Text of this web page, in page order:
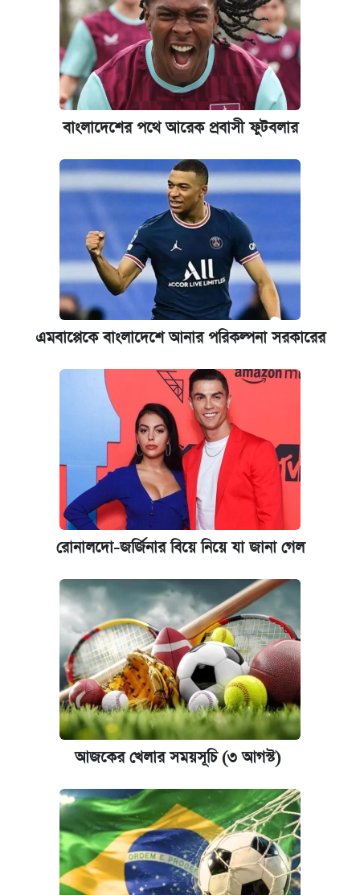
ভাতা-উপবৃত্তির আবেদন শুরু, জেনে নিন পদ্ধতি
‘গুলশানের চামেলি’ তে যৌনকর্মীর দালাল অ্যাডলফ
আজ শুক্রবার রাজধানীর যেসব মার্কেট-দোকানপাট
কবে শুরু হচ্ছে ঢাবির ভর্তি আবেদন, জানাল কর্তৃপক্ষ
যুক্তরাষ্ট্র থেকে আরও ২৩ বাংলাদেশিকে দেশে
ফেরত পাঠানো হলো
ইপিএস প্রকাশ করেছে ঢাকা ব্যাংক
আজকের বাজারে স্বর্ণের দাম (৪ আগস্ট)
কবে হবে মেডিকেল ভর্তি পরীক্ষা, জানা গেল যা
বাংলাদেশের পথে আরেক প্রবাসী ফুটবলার
এমবাপ্পেকে বাংলাদেশে আনার পরিকল্পনা সরকারের
রোনালদো-জর্জিনার বিয়ে নিয়ে যা জানা গেল
আজকের খেলার সময়সূচি (৩ আগস্ট)